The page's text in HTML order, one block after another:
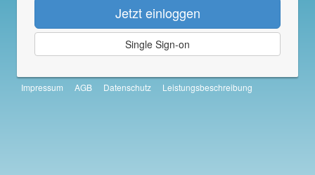
Jetzt einloggen
Single Sign-on
Impressum AGB Datenschutz Leistungsbeschreibung